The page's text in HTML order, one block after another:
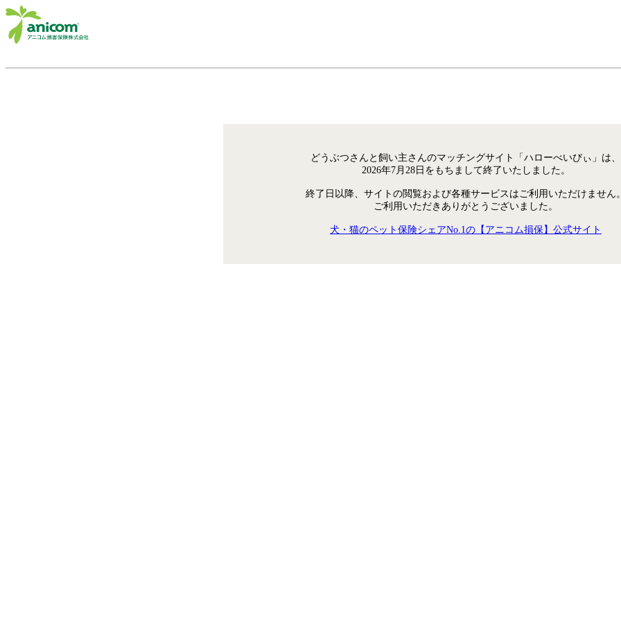
どうぶつさんと飼い主さんのマッチングサイト「ハローべいびぃ」は、
2026年7月28日をもちまして終了いたしました。
終了日以降、サイトの閲覧および各種サービスはご利用いただけません
ご利用いただきありがとうございました。
犬・猫のペット保険シェアNo.1の【アニコム損保】公式サイト